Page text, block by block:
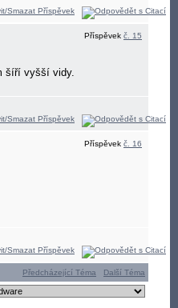
Příspěvek č. 15
šíří vyšší vidy.
Příspěvek č. 16
Předcházející Téma Další Téma